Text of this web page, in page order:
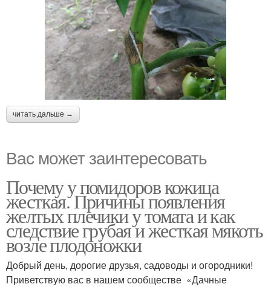
читать дальше →
Вас может заинтересовать
Почему у помидоров кожица
жесткая. Причины появления
желтых плечики у томата и как
следствие грубая и жесткая мякоть
возле плодоножки
Добрый день, дорогие друзья, садоводы и огородники!
Приветствую вас в нашем сообществе «Дачные